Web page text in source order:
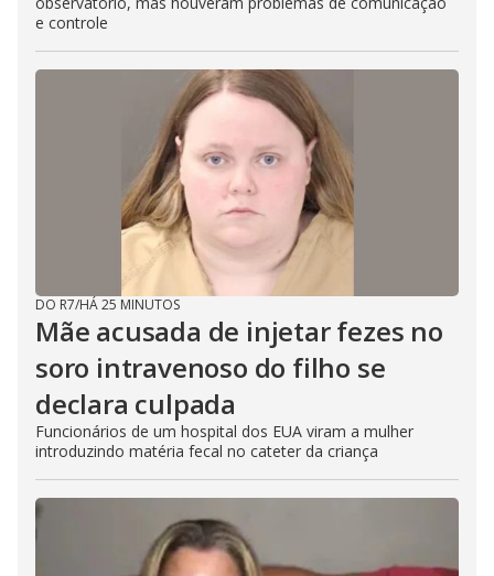
e controle
DO R7/HÁ 25 MINUTOS
Mãe acusada de injetar fezes no
soro intravenoso do filho se
declara culpada
Funcionários de um hospital dos EUA viram a mulher
introduzindo matéria fecal no cateter da criança